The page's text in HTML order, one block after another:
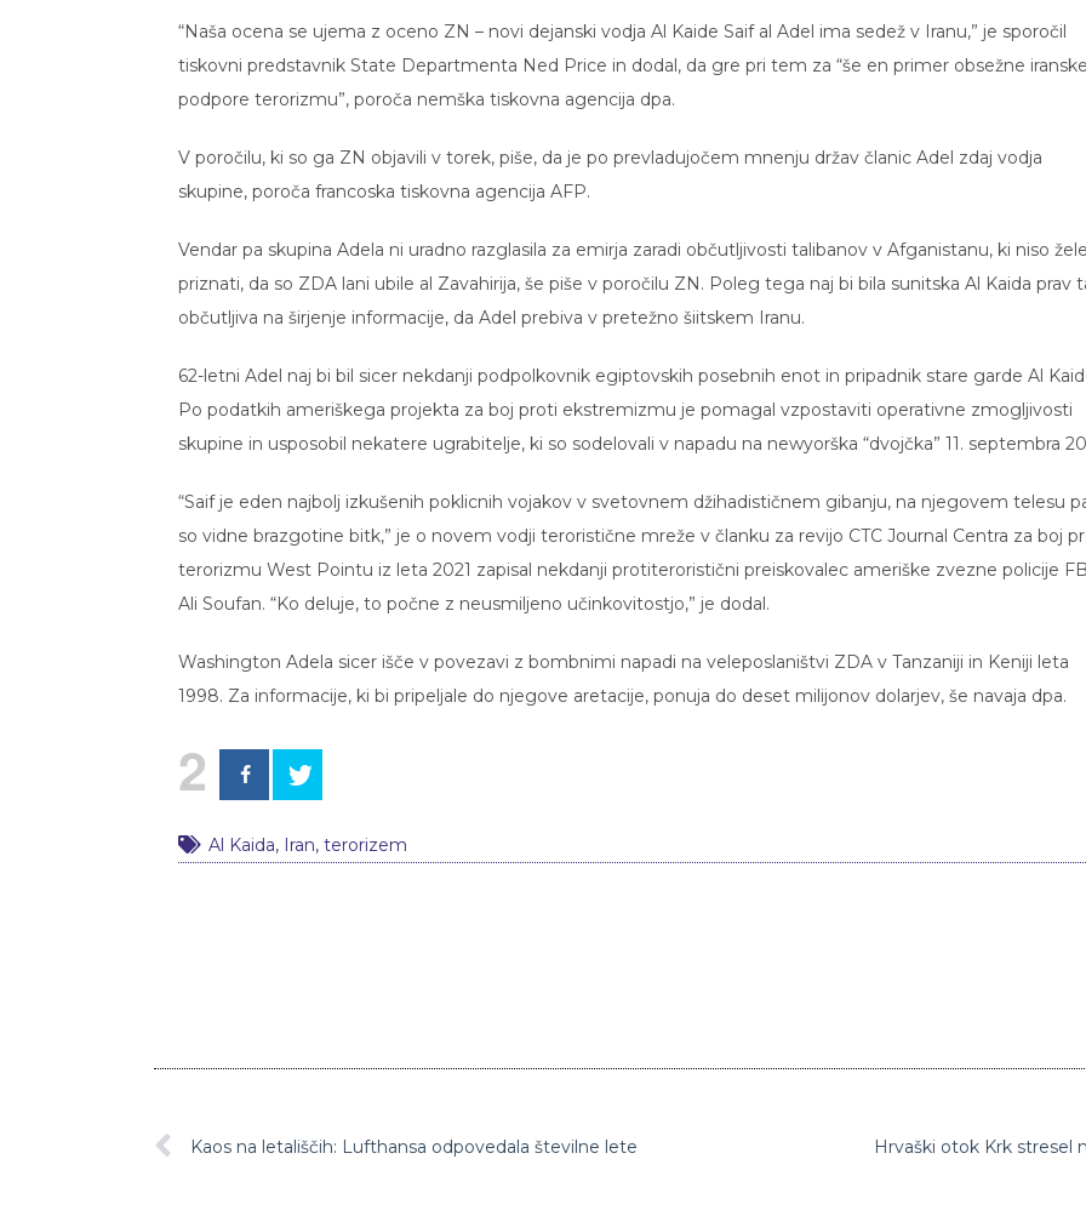
“Naša ocena se ujema z oceno ZN – novi dejanski vodja Al Kaide Saif al Adel ima sedež v Iranu,” je sporočil
tiskovni predstavnik State Departmenta Ned Price in dodal, da gre pri tem za “še en primer obsežne
podpore terorizmu”, poroča nemška tiskovna agencija dpa.
V poročilu, ki so ga ZN objavili v torek, piše, da je po prevladujočem mnenju držav članic Adel zdaj vodja
skupine, poroča francoska tiskovna agencija AFP.
Vendar pa skupina Adela ni uradno razglasila za emirja zaradi občutljivosti talibanov v Afganistanu, ki niso
priznati, da so ZDA lani ubile al Zavahirija, še piše v poročilu ZN. Poleg tega naj bi bila sunitska Al Kaida prav
občutljiva na širjenje informacije, da Adel prebiva v pretežno šiitskem Iranu.
62-letni Adel naj bi bil sicer nekdanji podpolkovnik egiptovskih posebnih enot in pripadnik stare garde Al
Po podatkih ameriškega projekta za boj proti ekstremizmu je pomagal vzpostaviti operativne zmogljivosti
skupine in usposobil nekatere ugrabitelje, ki so sodelovali v napadu na newyorška “dvojčka” 11. septembra
“Saif je eden najbolj izkušenih poklicnih vojakov v svetovnem džihadističnem gibanju, na njegovem telesu
so vidne brazgotine bitk,” je o novem vodji teroristične mreže v članku za revijo CTC Journal Centra za boj
terorizmu West Pointu iz leta 2021 zapisal nekdanji protiteroristični preiskovalec ameriške zvezne policije
Ali Soufan. “Ko deluje, to počne z neusmiljeno učinkovitostjo,” je dodal.
Washington Adela sicer išče v povezavi z bombnimi napadi na veleposlaništvi ZDA v Tanzaniji in Keniji leta
1998. Za informacije, ki bi pripeljale do njegove aretacije, ponuja do deset milijonov dolarjev, še navaja dpa.
2
Al Kaida, Iran, terorizem
Kaos na letališčih: Lufthansa odpovedala številne lete Hrvaški otok Krk stresel